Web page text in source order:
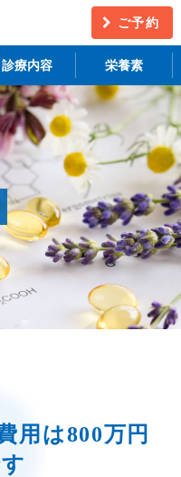
ご予約
診療内容
うつ・慢性疲労
更年期障害
ニキビ・シミ
月経
栄養素
用は800万円